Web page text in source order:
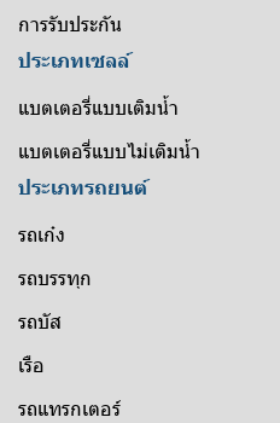
การรับประกัน
ประเภทเซลล์
แบตเตอรี่แบบเติมน้ำ
แบตเตอรี่แบบไม่เติมน้ำ
ประเภทรถยนต์
รถเก๋ง
รถบรรทุก
รถบัส
เรือ
รถแทรกเตอร์